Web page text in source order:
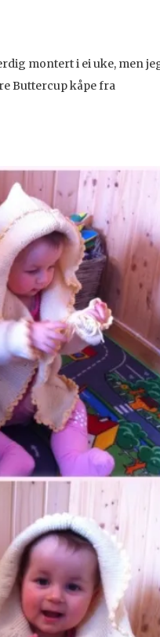
montert i ei uke, men
Buttercup kåpe fra